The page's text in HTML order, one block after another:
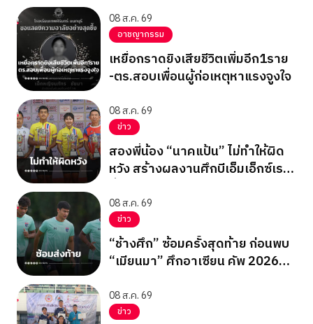
08 ส.ค. 69
อาชญากรรม
เหยื่อกราดยิงเสียชีวิตเพิ่มอีก1ราย
-ตร.สอบเพื่อนผู้ก่อเหตุหาแรงจูงใจ
08 ส.ค. 69
ข่าว
สองพี่น้อง “นาคแป้น” ไม่ทำให้ผิด
หวัง สร้างผลงานศึกบีเอ็มเอ็กซ์เรซ
08 ส.ค. 69
ข่าว
“ช้างศึก” ซ้อมครั้งสุดท้าย ก่อนพบ
“เมียนมา” ศึกอาเซียน คัพ 2026
08 ส.ค. 69
ข่าว